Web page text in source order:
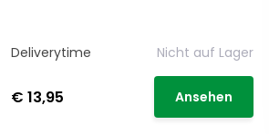
Deliverytime Nicht auf Lager
€ 13,95 Ansehen